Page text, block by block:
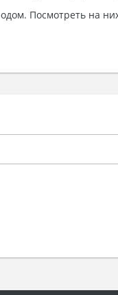
Посмотреть на